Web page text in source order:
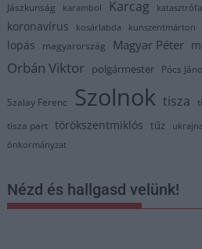
Jászkunság karambol Karcag
koronavírus kosárlabda kunszentmárton
lopás magyarország Magyar Péter
Orbán Viktor polgármester Pócs
Szalay Ferenc Szolnok tisza
tisza part törökszentmiklós tűz ukrajna
önkormányzat
Nézd és hallgasd velünk!